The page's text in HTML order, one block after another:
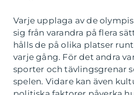
Varje upplaga av de
sig från varandra på flera
hålls de på olika platser
varje gång. För det andra
sporter och tävlingsgrenar
spelen. Vidare kan även